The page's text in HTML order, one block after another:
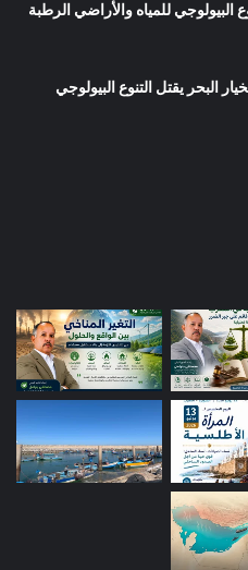
البيولوجي للمياه والأراضي الرطبة
البحر يقتل التنوع البيولوجي